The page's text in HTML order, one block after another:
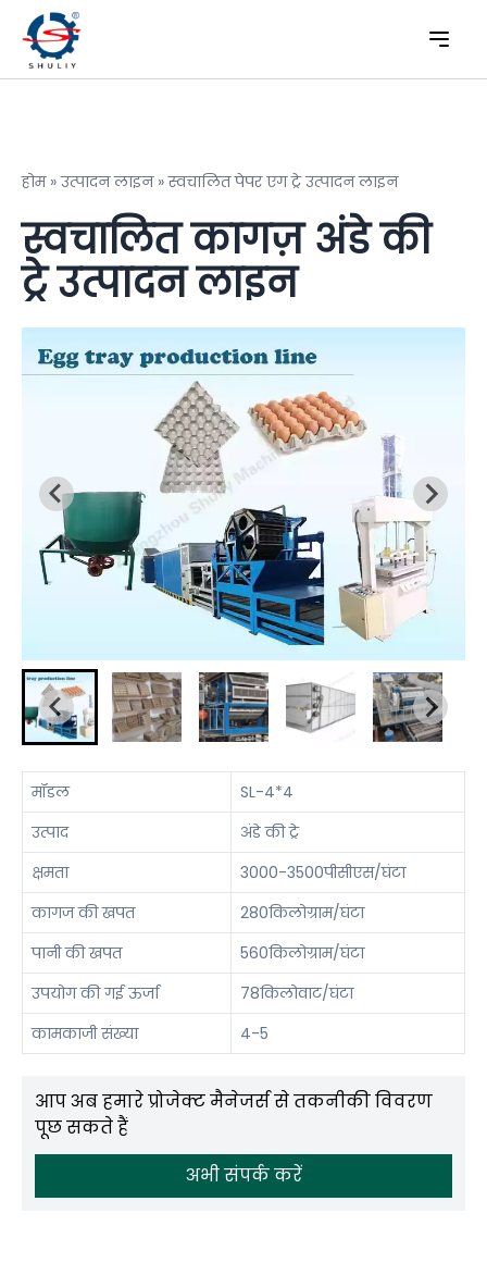
होम»उत्पादन लाइन»स्वचालित पेपर एग ट्रे उत्पादन लाइन
स्वचालित कागज़ अंडे की
ट्रे उत्पादन लाइन
मॉडल
SL-4*4
उत्पाद
अंडे की ट्रे
क्षमता
3000-3500पीसीएस/घंटा
कागज की खपत
280किलोग्राम/घंटा
पानी की खपत
560किलोग्राम/घंटा
उपयोग की गई ऊर्जा
78किलोवाट/घंटा
कामकाजी संख्या
4-5
आप अब हमारे प्रोजेक्ट मैनेजर्स से तकनीकी विवरण
पूछ सकते हैं
अभी संपर्क करें